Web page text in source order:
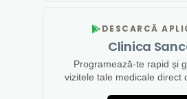
DESCARCĂ
Clinica
Programează-te rapid și
vizitele tale medicale direct